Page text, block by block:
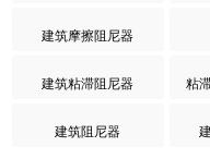
建筑摩擦阻尼器 粘